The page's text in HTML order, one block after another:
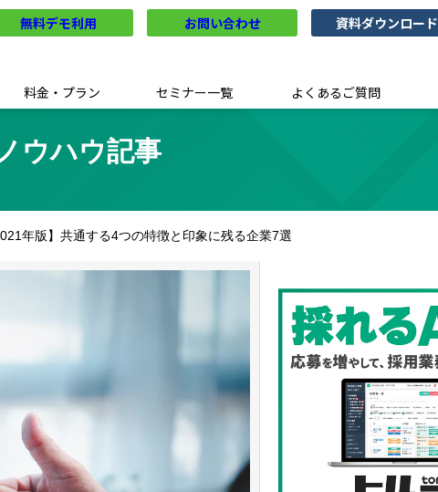
無料デモ利用 お問い合わせ 資料ダウンロード
料金・プラン セミナー一覧 よくあるご質問
ウハウ記事
年版】共通する4つの特徴と印象に残る企業7選